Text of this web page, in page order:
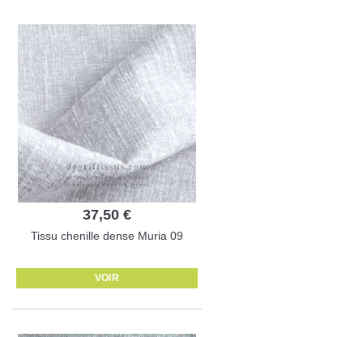
37,50 €
Tissu chenille dense Muria 09
VOIR